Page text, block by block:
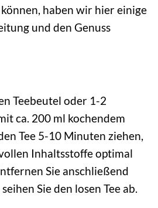
haben wir hier einige
und den Genuss
Teebeutel oder 1-2
ca. 200 ml kochendem
Tee 5-10 Minuten ziehen,
Inhaltsstoffe optimal
Sie anschließend
Sie den losen Tee ab.